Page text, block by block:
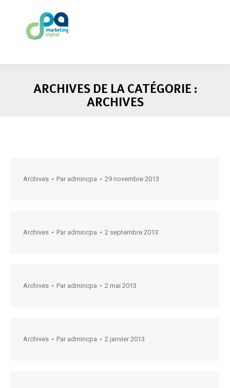
ARCHIVES DE LA CATÉGORIE :
ARCHIVES
Archives Par admincpa 29 novembre 2013
Archives Par admincpa 2 septembre 2013
Archives Par admincpa 2 mai 2013
Archives Par admincpa 2 janvier 2013